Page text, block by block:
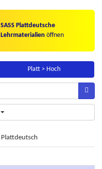
SASS Plattdeutsche
Lehrmaterialien öffnen
Platt > Hoch
Plattdeutsch